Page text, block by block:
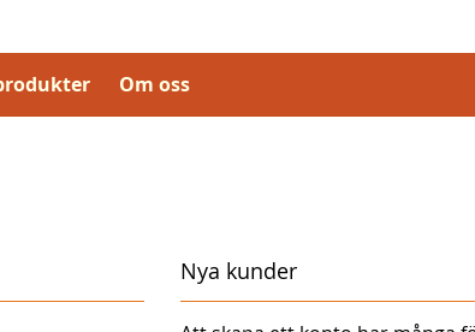
Om oss
Nya kunder